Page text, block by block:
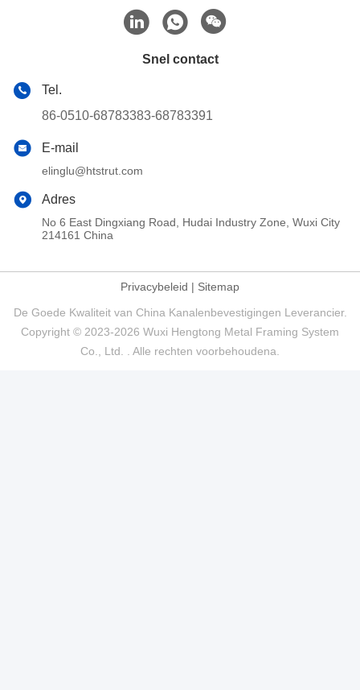
Snel contact
Tel.
86-0510-68783383-68783391
E-mail
elinglu@htstrut.com
Adres
No 6 East Dingxiang Road, Hudai Industry Zone, Wuxi City
214161 China
Privacybeleid | Sitemap
De Goede Kwaliteit van China Kanalenbevestigingen Leverancier.
Copyright © 2023-2026 Wuxi Hengtong Metal Framing System
Co., Ltd. . Alle rechten voorbehoudena.